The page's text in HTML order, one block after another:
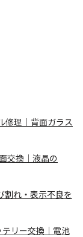
修理｜背面ガラス
交換｜液晶の
割れ・表示不良を
リー交換｜電池